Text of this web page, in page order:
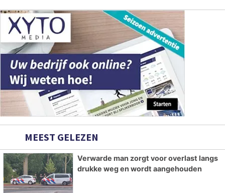
MEEST GELEZEN
Verwarde man zorgt voor overlast langs
drukke weg en wordt aangehouden